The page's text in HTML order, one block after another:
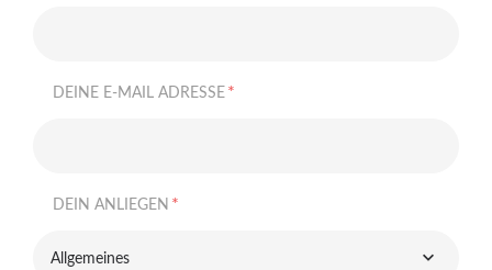
DEINE E-MAIL ADRESSE *
DEIN ANLIEGEN *
Allgemeines